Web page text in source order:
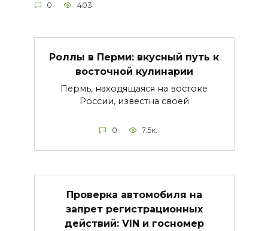
0 403
Роллы в Перми: вкусный путь к
восточной кулинарии
Пермь, находящаяся на востоке
России, известна своей
0 7.5к.
Проверка автомобиля на
запрет регистрационных
действий: VIN и госномер